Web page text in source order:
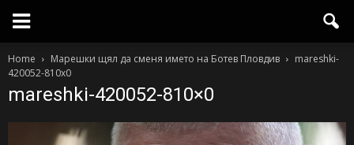
Home Марешки щял да сменя името на Ботев Пловдив
mareshki-
420052-810x0
mareshki-420052-810×0